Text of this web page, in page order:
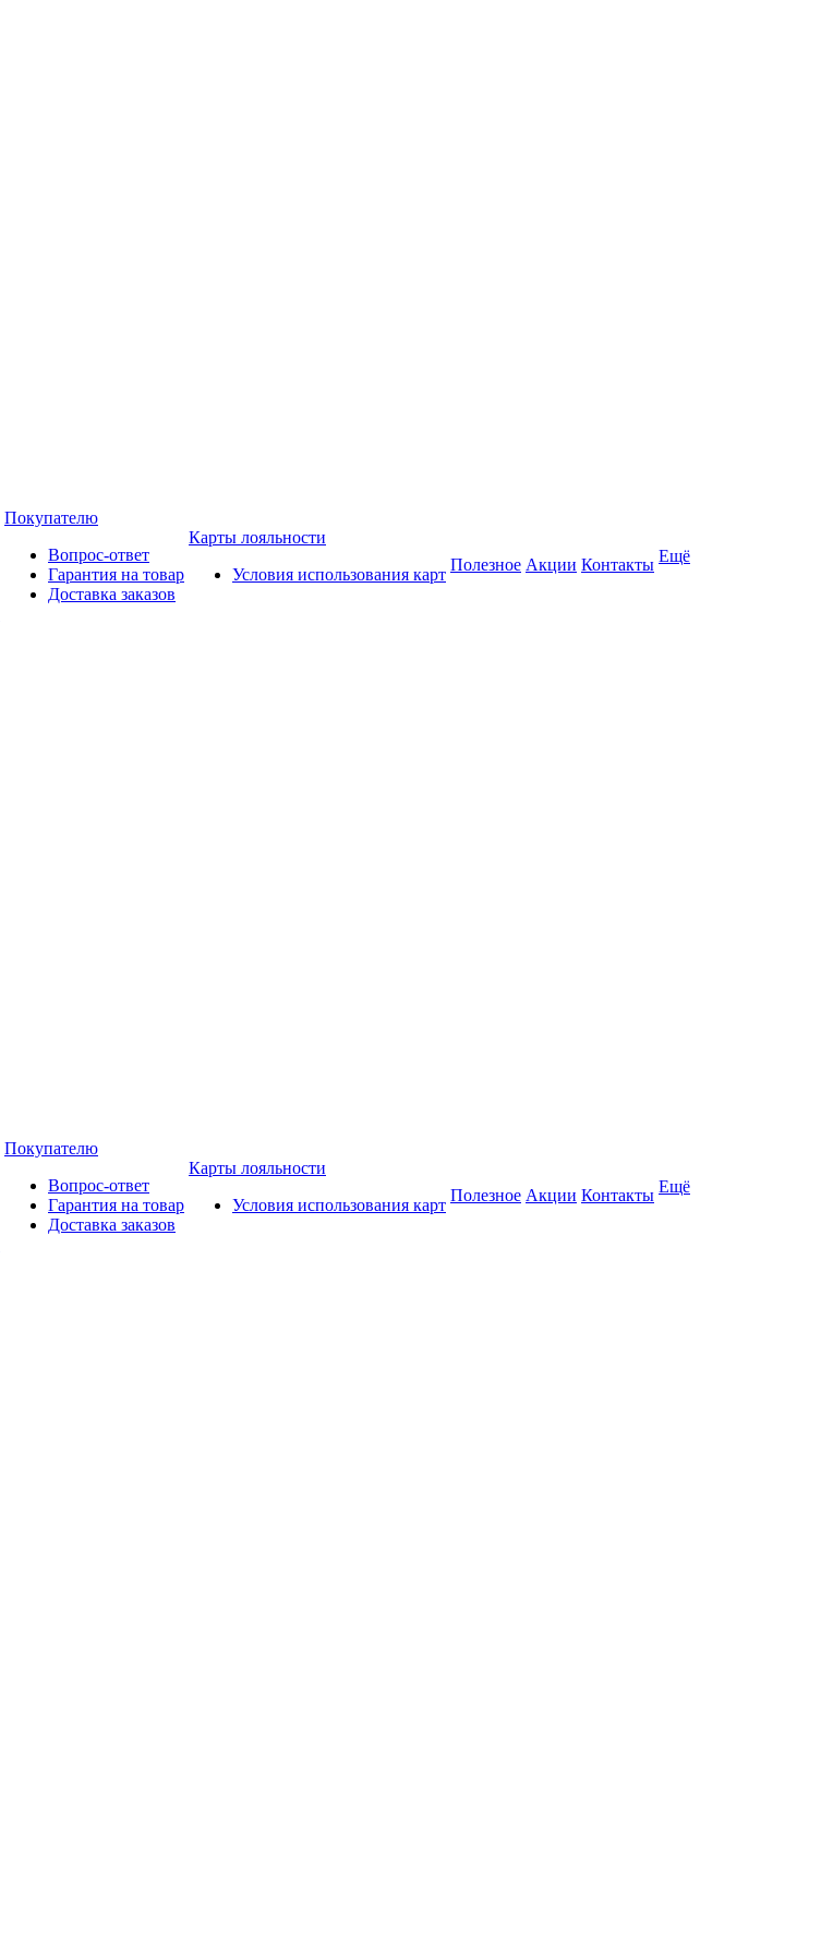
Покупателю
Вопрос-ответ
Гарантия на товар
Доставка заказов
Карты лояльности
Условия использования карт
Полезное Акции Контакты Ещё
Покупателю
Вопрос-ответ
Гарантия на товар
Доставка заказов
Карты лояльности
Условия использования карт
Полезное Акции Контакты Ещё